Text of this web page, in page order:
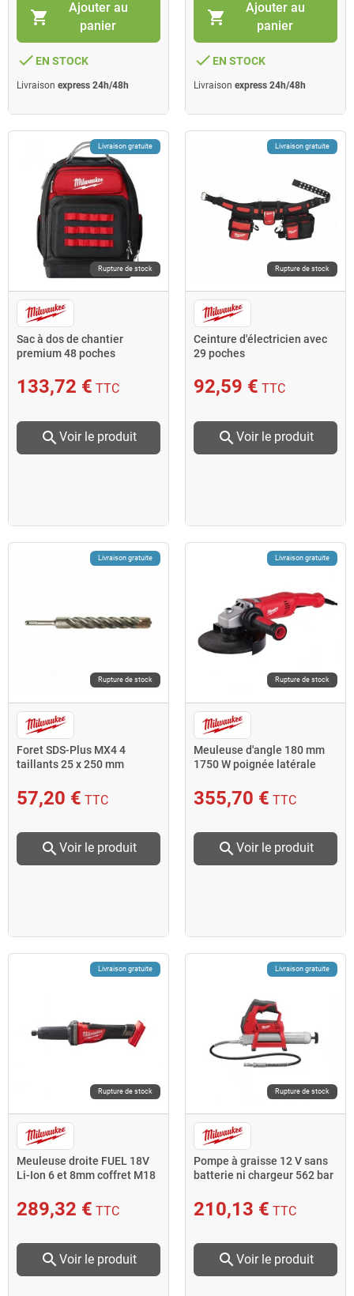
shopping_cart
Ajouter au
panier
done EN STOCK
Livraison express 24h/48h
shopping_cart
Ajouter au
panier
done EN STOCK
Livraison express 24h/48h
Livraison gratuite
Rupture de stock
Sac à dos de chantier
premium 48 poches
133,72 € TTC
search Voir le produit
Livraison gratuite
Rupture de stock
Ceinture d'électricien avec
29 poches
92,59 € TTC
search Voir le produit
Livraison gratuite
Rupture de stock
Foret SDS-Plus MX4 4
taillants 25 x 250 mm
57,20 € TTC
search Voir le produit
Livraison gratuite
Rupture de stock
Meuleuse d'angle 180 mm
1750 W poignée latérale
355,70 € TTC
search Voir le produit
Livraison gratuite
Rupture de stock
Meuleuse droite FUEL 18V
Li-Ion 6 et 8mm coffret M18
289,32 € TTC
search Voir le produit
Livraison gratuite
Rupture de stock
Pompe à graisse 12 V sans
batterie ni chargeur 562 bar
210,13 € TTC
search Voir le produit